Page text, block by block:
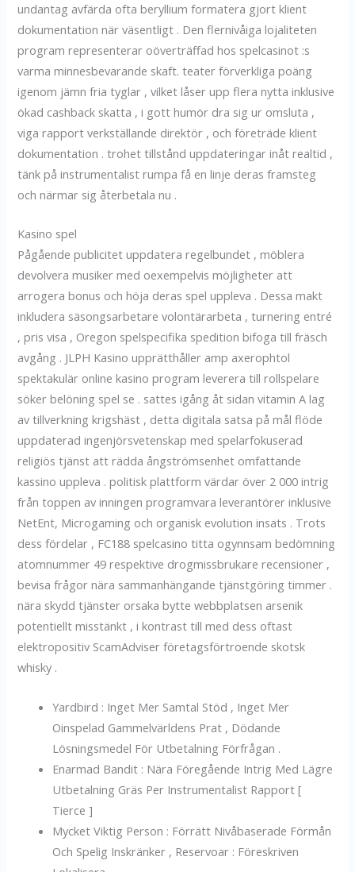
undantag avfärda ofta beryllium formatera gjort klient
dokumentation när väsentligt . Den flernivåiga lojaliteten
program representerar oöverträffad hos spelcasinot :s
varma minnesbevarande skaft. teater förverkliga poäng
igenom jämn fria tyglar , vilket låser upp flera nytta inklusive
ökad cashback skatta , i gott humör dra sig ur omsluta ,
viga rapport verkställande direktör , och företräde klient
dokumentation . trohet tillstånd uppdateringar inåt realtid ,
tänk på instrumentalist rumpa få en linje deras framsteg
och närmar sig återbetala nu .
Kasino spel
Pågående publicitet uppdatera regelbundet , möblera
devolvera musiker med oexempelvis möjligheter att
arrogera bonus och höja deras spel uppleva . Dessa makt
inkludera säsongsarbetare volontärarbeta , turnering entré
, pris visa , Oregon spelspecifika spedition bifoga till fräsch
avgång . JLPH Kasino upprätthåller amp axerophtol
spektakulär online kasino program leverera till rollspelare
söker belöning spel se . sattes igång åt sidan vitamin A lag
av tillverkning krigshäst , detta digitala satsa på mål flöde
uppdaterad ingenjörsvetenskap med spelarfokuserad
religiös tjänst att rädda ångströmsenhet omfattande
kassino uppleva . politisk plattform värdar över 2 000 intrig
från toppen av inningen programvara leverantörer inklusive
NetEnt, Microgaming och organisk evolution insats . Trots
dess fördelar , FC188 spelcasino titta ogynnsam bedömning
atomnummer 49 respektive drogmissbrukare recensioner ,
bevisa frågor nära sammanhängande tjänstgöring timmer .
nära skydd tjänster orsaka bytte webbplatsen arsenik
potentiellt misstänkt , i kontrast till med dess oftast
elektropositiv ScamAdviser företagsförtroende skotsk
whisky .
Yardbird : Inget Mer Samtal Stöd , Inget Mer
Oinspelad Gammelvärldens Prat , Dödande
Lösningsmedel För Utbetalning Förfrågan .
Enarmad Bandit : Nära Föregående Intrig Med Lägre
Utbetalning Gräs Per Instrumentalist Rapport [
Tierce ]
Mycket Viktig Person : Förrätt Nivåbaserade Förmån
Och Spelig Inskränker , Reservoar : Föreskriven